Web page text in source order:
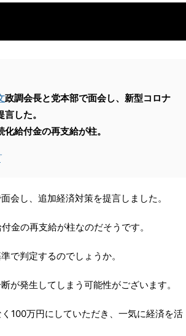
政調会長と党本部で面会し、新型コロナ
した。
給付金の再支給が柱。
会し、追加経済対策を提言しました。
金の再支給が柱なのだそうです。
で判定するのでしょうか。
が発生してしまう可能性がございます。
100万円にしていただき、一気に経済を活